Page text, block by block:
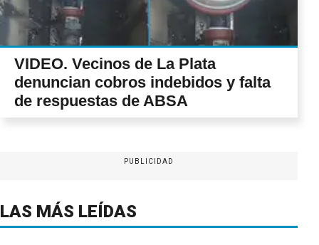
VIDEO. Vecinos de La Plata
denuncian cobros indebidos y falta
de respuestas de ABSA
PUBLICIDAD
LAS MÁS LEÍDAS